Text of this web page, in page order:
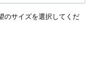
のサイズを選択してくだ